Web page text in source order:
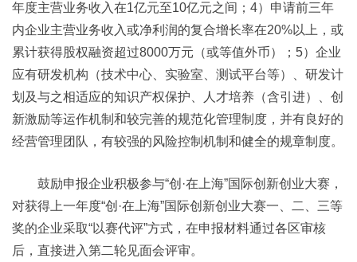
年度主营业务收入在1亿元至10亿元之间；4）申请前三年
内企业主营业务收入或净利润的复合增长率在20%以上，或
累计获得股权融资超过8000万元（或等值外币）；5）企业
应有研发机构（技术中心、实验室、测试平台等）、研发计
划及与之相适应的知识产权保护、人才培养（含引进）、创
新激励等运作机制和较完善的规范化管理制度，并有良好的
经营管理团队，有较强的风险控制机制和健全的规章制度。
鼓励申报企业积极参与“创·在上海”国际创新创业大赛，
对获得上一年度“创·在上海”国际创新创业大赛一、二、三等
奖的企业采取“以赛代评”方式，在申报材料通过各区审核
后，直接进入第二轮见面会评审。